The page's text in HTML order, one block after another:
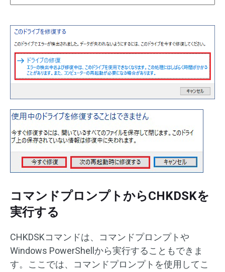
コマンドプロンプトからCHKDSKを
実行する
CHKDSKコマンドは、コマンドプロンプトや
Windows PowerShellから実行することもできま
す。ここでは、コマンドプロンプトを使用してこ